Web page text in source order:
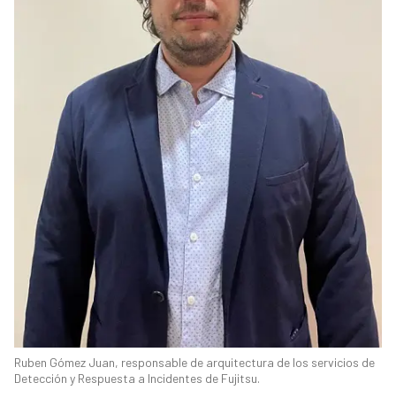
Ruben Gómez Juan, responsable de arquitectura de los servicios de
Detección y Respuesta a Incidentes de Fujitsu.